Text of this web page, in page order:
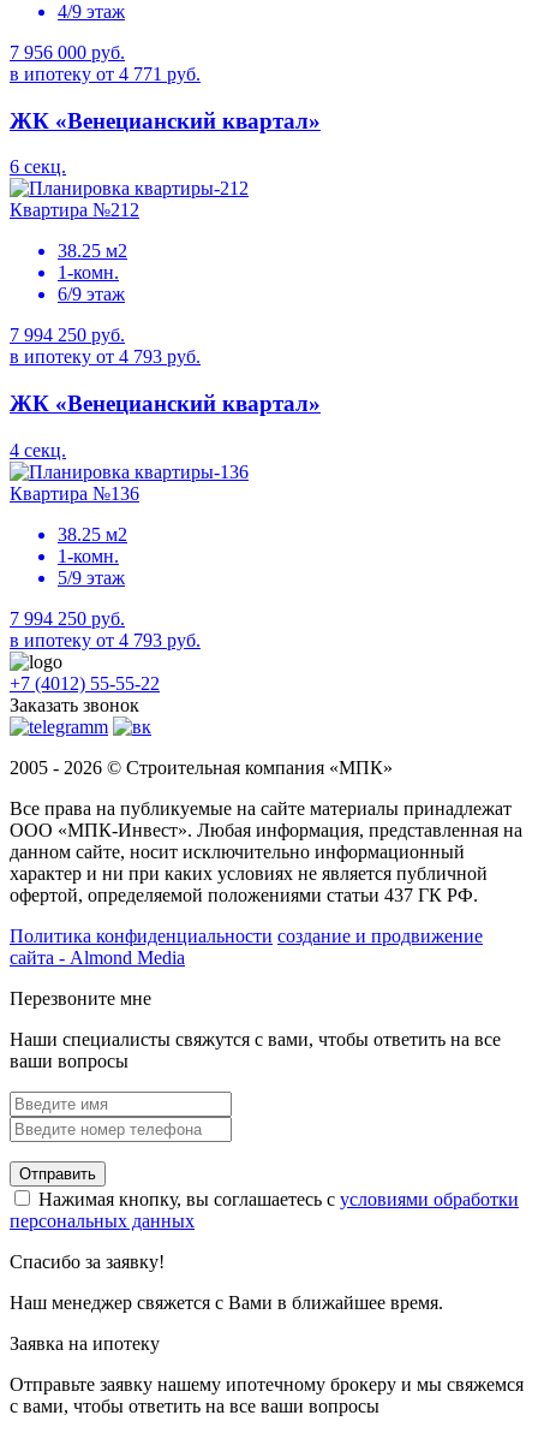
4/9 этаж
7 956 000 руб.
в ипотеку от 4 771 руб.
ЖК «Венецианский квартал»
6 секц.
Квартира №212
38.25 м2
1-комн.
6/9 этаж
7 994 250 руб.
в ипотеку от 4 793 руб.
ЖК «Венецианский квартал»
4 секц.
Квартира №136
38.25 м2
1-комн.
5/9 этаж
7 994 250 руб.
в ипотеку от 4 793 руб.
+7 (4012) 55-55-22
Заказать звонок
2005 - 2026 © Строительная компания «МПК»
Все права на публикуемые на сайте материалы принадлежат
ООО «МПК-Инвест». Любая информация, представленная на
данном сайте, носит исключительно информационный
характер и ни при каких условиях не является публичной
офертой, определяемой положениями статьи 437 ГК РФ.
Политика конфиденциальности создание и продвижение
сайта - Almond Media
Перезвоните мне
Наши специалисты свяжутся с вами, чтобы ответить на все
ваши вопросы
Отправить
Нажимая кнопку, вы соглашаетесь с условиями обработки
персональных данных
Спасибо за заявку!
Наш менеджер свяжется с Вами в ближайшее время.
Заявка на ипотеку
Отправьте заявку нашему ипотечному брокеру и мы свяжемся
с вами, чтобы ответить на все ваши вопросы